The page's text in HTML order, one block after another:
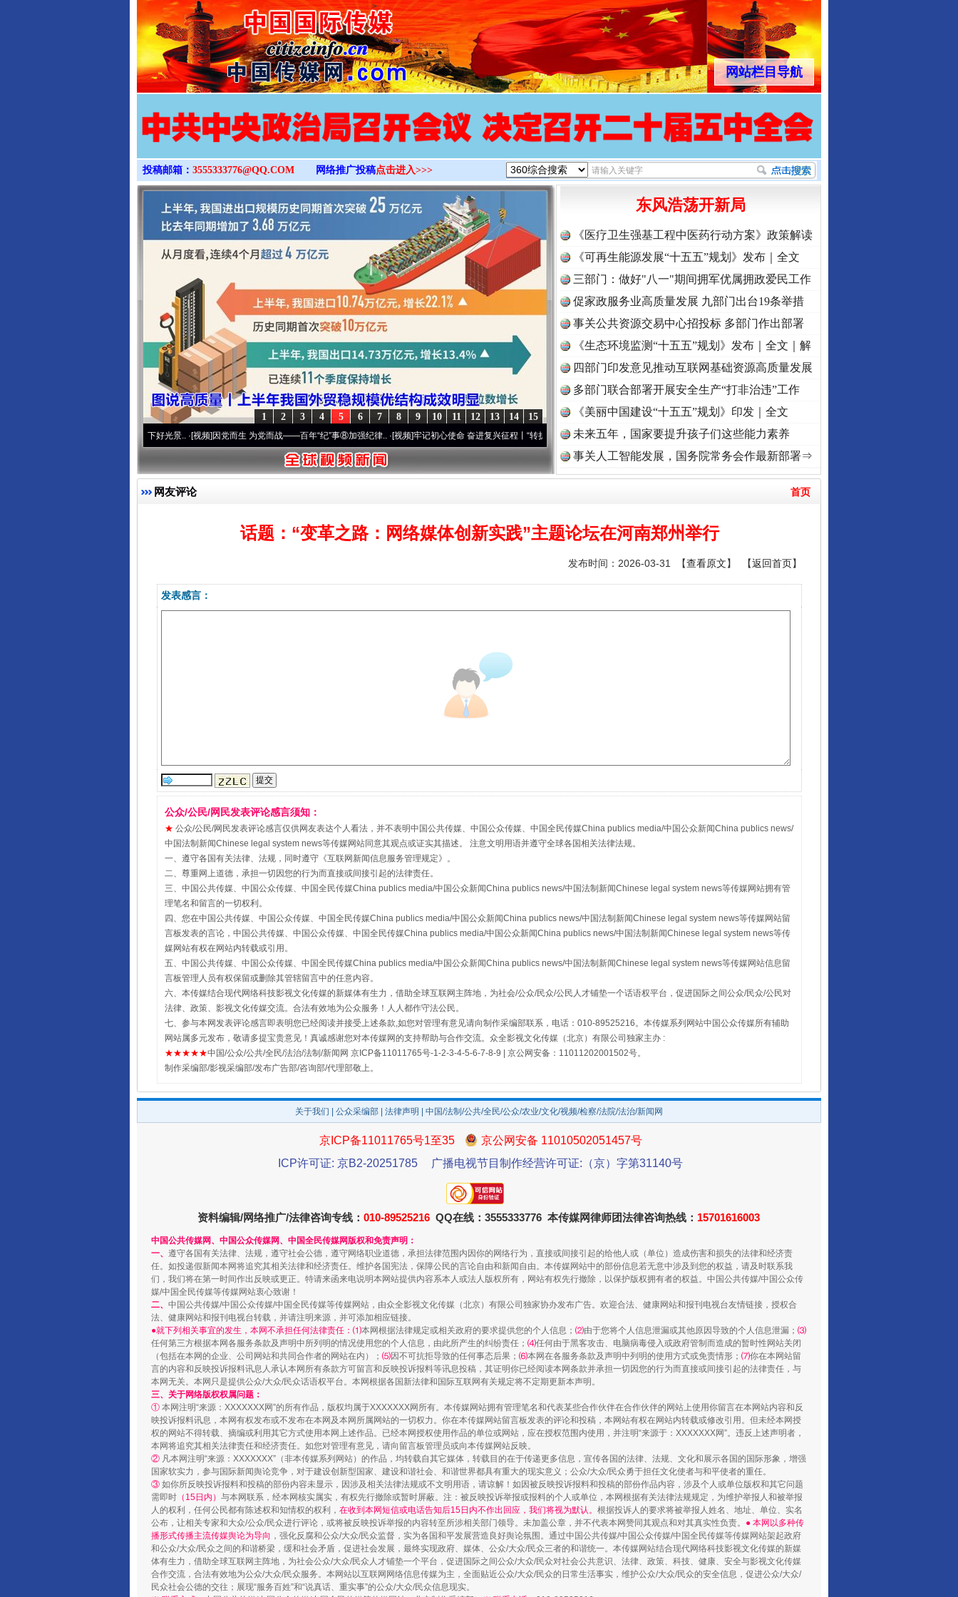
>
网站栏目导航
投稿邮箱： 3555333776@QQ.COM 网络推广投稿点击进入>>>
15
14
13
12
11
10
9
8
7
6
5
4
3
2
1
心使命 奋进复兴征程丨宝塔山下好光景..·[视频] 因党而生 为党而战——百年“纪”事⑧加强纪律..·[视频] 牢记初心使命 奋进复兴征程丨“转折之城”激荡..·[视频]牢记初心使命 奋进复兴征程丨红船起航处 潮起..·[视频]
东风浩荡开新局
《医疗卫生强基工程中医药行动方案》政策解读
《可再生能源发展“十五五”规划》发布｜全文
三部门：做好"八一"期间拥军优属拥政爱民工作
促家政服务业高质量发展 九部门出台19条举措
事关公共资源交易中心招投标 多部门作出部署
《生态环境监测“十五五”规划》发布｜全文｜解
读
四部门印发意见推动互联网基础资源高质量发展
多部门联合部署开展安全生产“打非治违”工作
《美丽中国建设“十五五”规划》印发｜全文
未来五年，国家要提升孩子们这些能力素养
事关人工智能发展，国务院常务会作最新部署⇒
网友评论 首页
话题：“变革之路：网络媒体创新实践”主题论坛在河南郑州举行
发布时间：2026-03-31 【查看原文】 【返回首页】
发表感言：
公众/公民/网民发表评论感言须知：
★ 公众/公民/网民发表评论感言仅供网友表达个人看法，并不表明中国公共传媒、中国公众传媒、中国全民传媒China publics media/中国公众新闻China publics news/
中国法制新闻Chinese legal system news等传媒网站同意其观点或证实其描述。 注意文明用语并遵守全球各国相关法律法规。
一、遵守各国有关法律、法规，同时遵守《互联网新闻信息服务管理规定》。
二、尊重网上道德，承担一切因您的行为而直接或间接引起的法律责任。
三、中国公共传媒、中国公众传媒、中国全民传媒China publics media/中国公众新闻China publics news/中国法制新闻Chinese legal system news等传媒网站拥有管
理笔名和留言的一切权利。
四、您在中国公共传媒、中国公众传媒、中国全民传媒China publics media/中国公众新闻China publics news/中国法制新闻Chinese legal system news等传媒网站留
言板发表的言论，中国公共传媒、中国公众传媒、中国全民传媒China publics media/中国公众新闻China publics news/中国法制新闻Chinese legal system news等传
媒网站有权在网站内转载或引用。
五、中国公共传媒、中国公众传媒、中国全民传媒China publics media/中国公众新闻China publics news/中国法制新闻Chinese legal system news等传媒网站信息留
言板管理人员有权保留或删除其管辖留言中的任意内容。
六、本传媒结合现代网络科技影视文化传媒的新媒体有生力，借助全球互联网主阵地，为社会/公众/民众/公民人才铺垫一个话语权平台，促进国际之间公众/民众/公民对
法律、政策、影视文化传媒交流。合法有效地为公众服务！人人都作守法公民。
七、参与本网发表评论感言即表明您已经阅读并接受上述条款,如您对管理有意见请向制作采编部联系，电话：010-89525216。本传媒系列网站中国公众传媒所有辅助
网站属多元发布，敬请多提宝贵意见！真诚感谢您对本传媒网的支持帮助与合作交流。众全影视文化传媒（北京）有限公司独家主办 :
★★★★★中国/公众/公共/全民/法治/法制/新闻网 京ICP备11011765号-1-2-3-4-5-6-7-8-9 | 京公网安备：11011202001502号。
制作采编部/影视采编部/发布广告部/咨询部/代理部敬上。
关于我们 公众采编部 法律声明 | 中国/法制/公共/全民/公众/农业/文化/视频/检察/法院/法治/新闻网
京ICP备11011765号1至35
京公网安备 11010502051457号
ICP许可证: 京B2-20251785
广播电视节目制作经营许可证:（京）字第31140号
资料编辑/网络推广/法律咨询专线： 010-89525216 QQ在线：3555333776 本传媒网律师团法律咨询热线： 15701616003
中国公共传媒网、中国公众传媒网、中国全民传媒网版权和免责声明：
一、 遵守各国有关法律、法规，遵守社会公德，遵守网络职业道德，承担法律范围内因你的网络行为，直接或间接引起的给他人或（单位）造成伤害和损失的法律和经济责
任。如投递假新闻本网将追究其相关法律和经济责任。维护各国宪法，保障公民的言论自由和新闻自由。本传媒网站中的部份信息若无意中涉及到您的权益，请及时联系我
们，我们将在第一时间作出反映或更正。特请来函来电说明本网站提供内容系本人或法人版权所有，网站有权先行撤除，以保护版权拥有者的权益。中国公共传媒/中国公众传
媒/中国全民传媒等传媒网站衷心致谢！
二、 中国公共传媒/中国公众传媒/中国全民传媒等传媒网站，由众全影视文化传媒（北京）有限公司独家协办发布广告。欢迎合法、健康网站和报刊电视台友情链接，授权合
法、健康网站和报刊电视台转载，并请注明来源，并可添加相应链接。
●就下列相关事宜的发生，本网不承担任何法律责任：⑴本网根据法律规定或相关政府的要求提供您的个人信息； ⑵由于您将个人信息泄漏或其他原因导致的个人信息泄漏； ⑶
任何第三方根据本网各服务条款及声明中所列明的情况使用您的个人信息，由此所产生的纠纷责任； ⑷任何由于黑客攻击、电脑病毒侵入或政府管制而造成的暂时性网站关闭
（包括在本网的企业、公司网站和共同合作者的网站在内）； ⑸因不可抗拒导致的任何事态后果； ⑹本网在各服务条款及声明中列明的使用方式或免责情形； ⑺你在本网站留
言的内容和反映投诉报料讯息人承认本网所有条款方可留言和反映投诉报料等讯息投稿，其证明你已经阅读本网条款并承担一切因您的行为而直接或间接引起的法律责任，与
本网无关。本网只是提供公众/大众/民众话语权平台。本网根据各国新法律和国际互联网有关规定将不定期更新本声明。
三、关于网络版权权属问题：
① 本网注明“来源：XXXXXXX网”的所有作品，版权均属于XXXXXXX网所有。本传媒网站拥有管理笔名和代表某些合作伙伴在合作伙伴的网站上使用你留言在本网站内容和反
映投诉报料讯息，本网有权发布或不发布在本网及本网所属网站的一切权力。你在本传媒网站留言板发表的评论和投稿，本网站有权在网站内转载或修改引用。但未经本网授
权的网站不得转载、摘编或利用其它方式使用本网上述作品。已经本网授权使用作品的单位或网站，应在授权范围内使用，并注明“来源于：XXXXXXX网”。违反上述声明者，
本网将追究其相关法律责任和经济责任。如您对管理有意见，请向留言板管理员或向本传媒网站反映。
② 凡本网注明“来源：XXXXXXX”（非本传媒系列网站）的作品，均转载自其它媒体，转载目的在于传递更多信息，宣传各国的法律、法规、文化和展示各国的国际形象，增强
国家软实力，参与国际新闻舆论竞争，对于建设创新型国家、建设和谐社会、和谐世界都具有重大的现实意义；公众/大众/民众勇于担任文化使者与和平使者的重任。
③ 如你所反映投诉报料和投稿的部份内容未显示，因涉及相关法律法规或不文明用语，请谅解！如因被反映投诉报料和投稿的部份作品内容，涉及个人或单位版权和其它问题
需即时 （15日内） 与本网联系，经本网核实属实，有权先行撤除或暂时屏蔽。注：被反映投诉举报或报料的个人或单位，本网根据有关法律法规规定，为维护举报人和被举报
人的权利，任何公民都有陈述权和知情权的权利， 在收到本网短信或电话告知后15日内不作出回应，我们将视为默认。 根据投诉人的要求将被举报人姓名、地址、单位、实名
公布，让相关专家和大众/公众/民众进行评论，或将被反映投诉举报的内容转至所涉相关部门领导。未加盖公章，并不代表本网赞同其观点和对其真实性负责。 ● 本网以多种传
播形式传播主流传媒舆论为导向 ，强化反腐和公众/大众/民众监督，实为各国和平发展营造良好舆论氛围。通过中国公共传媒/中国公众传媒/中国全民传媒等传媒网站架起政府
和公众/大众/民众之间的和谐桥梁，缓和社会矛盾，促进社会发展，最终实现政府、媒体、公众/大众/民众三者的和谐统一。本传媒网站结合现代网络科技影视文化传媒的新媒
体有生力，借助全球互联网主阵地，为社会公众/大众/民众人才铺垫一个平台，促进国际之间公众/大众/民众对社会公共意识、法律、政策、科技、健康、安全与影视文化传媒
合作交流，合法有效地为公众/大众/民众服务。本网站以互联网网络信息传媒为主，全面贴近公众/大众/民众的日常生活事实，维护公众/大众/民众的安全信息，促进公众/大众/
民众社会公德的交往；展现“服务百姓”和“说真话、重实事”的公众/大众/民众信息现实。